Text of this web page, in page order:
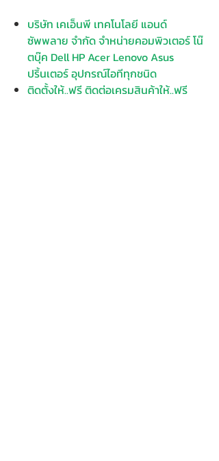
บริษัท เคเอ็นพี เทคโนโลยี แอนด์
ซัพพลาย จำกัด จำหน่ายคอมพิวเตอร์ โน๊
ตบุ๊ค Dell HP Acer Lenovo Asus
ปริ้นเตอร์ อุปกรณ์ไอทีทุกชนิด
ติดตั้งให้..ฟรี ติดต่อเครมสินค้าให้..ฟรี